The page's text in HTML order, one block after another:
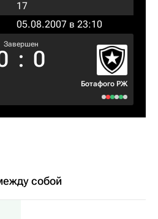
17
05.08.2007 в 23:10
Завершен
: 0
Ботафого РЖ
собой